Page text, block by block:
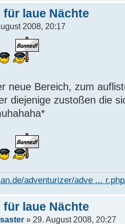
laue Nächte
2008, 20:17
neue Bereich, zum
diejenige zustoßen die
adventurizer/adve ...
laue Nächte
» 29. August 2008, 20:27